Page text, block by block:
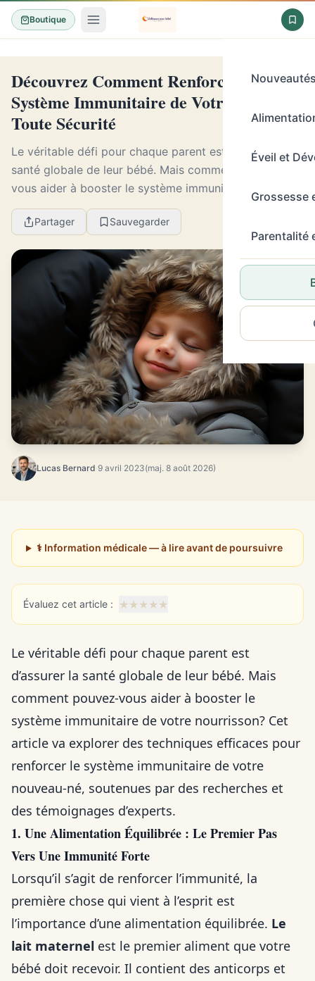
Boutique
Éveil et
Grossesse
Parentalité
Découvrez Comment Renforcer le
Système Immunitaire de Votre Bébé en
Toute Sécurité
Le véritable défi pour chaque parent est d’assurer la
santé globale de leur bébé. Mais comment pouvez-
vous aider à booster le système immunitaire de votre
nourrisson? Cet article va explorer des techn...
Partager Sauvegarder
Lucas Bernard·9 avril 2023(maj. 8 août 2026)
⚕️ Information médicale — à lire avant de poursuivre
Évaluez cet article : ★★★★★
Le véritable défi pour chaque parent est
d’assurer la santé globale de leur bébé. Mais
comment pouvez-vous aider à booster le
système immunitaire de votre nourrisson? Cet
article va explorer des techniques efficaces pour
renforcer le système immunitaire de votre
nouveau-né, soutenues par des recherches et
des témoignages d’experts.
1. Une Alimentation Équilibrée : Le Premier Pas
Vers Une Immunité Forte
Lorsqu’il s’agit de renforcer l’immunité, la
première chose qui vient à l’esprit est
l’importance d’une alimentation équilibrée. Le
lait maternel est le premier aliment que votre
bébé doit recevoir. Il contient des anticorps et